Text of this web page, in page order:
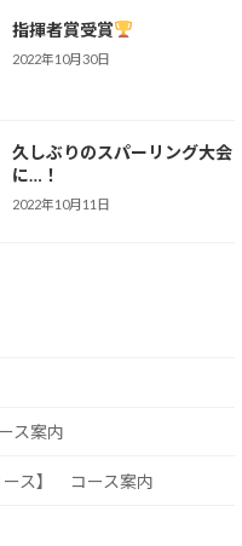
指揮者賞受賞
2022年10月30日
久しぶりのスパーリング大会
に…！
2022年10月11日
ス案内
ース】 コース案内